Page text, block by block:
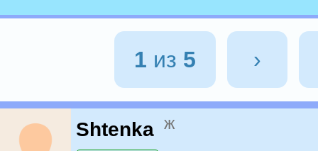
1 из 5 ›
Shtenka ж